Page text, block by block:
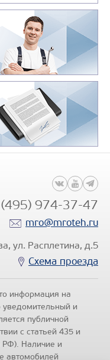
974-37-47
mro@mroteh.ru
ул. Расплетина, д.5
Схема проезда
информация на
уведомительный и
публичной
с статьей 435 и
РФ). Наличие и
автомобилей